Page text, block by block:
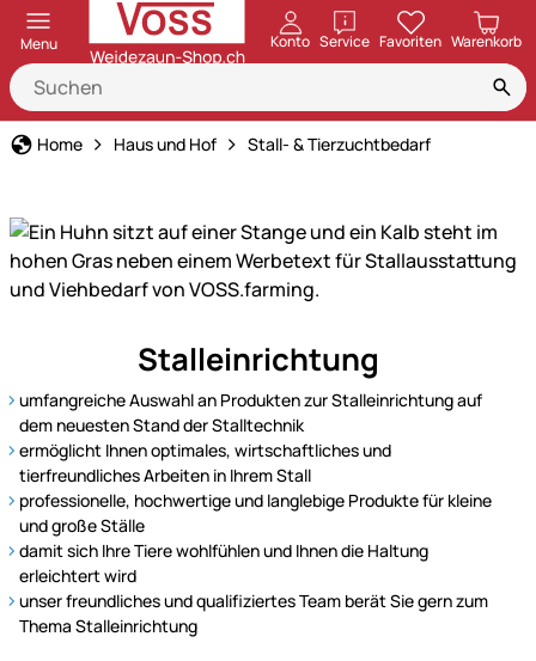
Menu Konto ServiceöffnenFavoriten Warenkorb
Home Haus und Hof Stall- & Tierzuchtbedarf
Tierzuchtbedarf
von
VOSS.farming
vielseitige
Lösungen
für
eine
effiziente
Stalleinrichtung
umfangreiche Auswahl an Produkten zur Stalleinrichtung auf
dem neuesten Stand der Stalltechnik
ermöglicht Ihnen optimales, wirtschaftliches und
tierfreundliches Arbeiten in Ihrem Stall
professionelle, hochwertige und langlebige Produkte für kleine
und große Ställe
damit sich Ihre Tiere wohlfühlen und Ihnen die Haltung
erleichtert wird
unser freundliches und qualifiziertes Team berät Sie gern zum
Thema Stalleinrichtung